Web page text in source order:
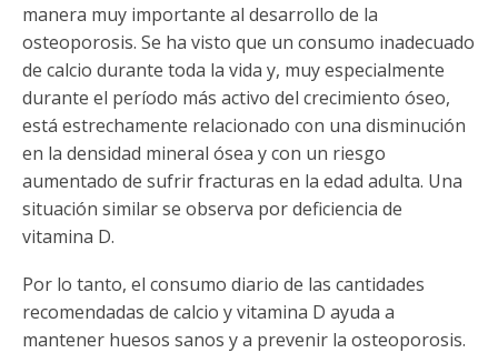
manera muy importante al desarrollo de la
osteoporosis. Se ha visto que un consumo inadecuado
de calcio durante toda la vida y, muy especialmente
durante el período más activo del crecimiento óseo,
está estrechamente relacionado con una disminución
en la densidad mineral ósea y con un riesgo
aumentado de sufrir fracturas en la edad adulta. Una
situación similar se observa por deficiencia de
vitamina D.
Por lo tanto, el consumo diario de las cantidades
recomendadas de calcio y vitamina D ayuda a
mantener huesos sanos y a prevenir la osteoporosis.